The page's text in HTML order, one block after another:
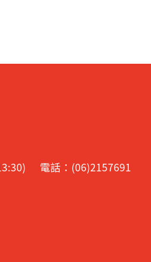
電話：(06)2157691